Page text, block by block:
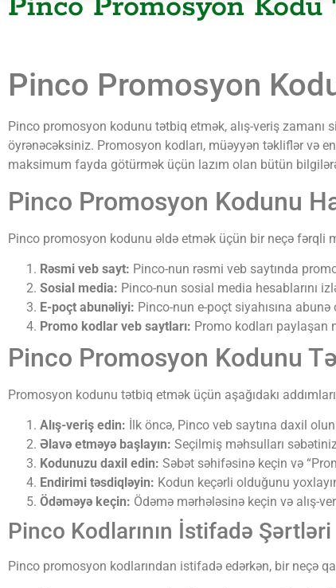
Pinco Promosyon
Pinco promosyon kodunu tətbiq etmək, alış-veriş zamanı
öyrənəcəksiniz. Promosyon kodları, müəyyən təkliflər və
maksimum fayda götürmək üçün lazım olan bütün
Pinco Promosyon Kodunu
Pinco promosyon kodunu əldə etmək üçün bir neçə fərqli
Rəsmi veb sayt: Pinco-nun rəsmi veb saytında
Sosial media: Pinco-nun sosial media hesablarını
E-poçt abunəliyi: Pinco-nun e-poçt siyahısına
Promo kodlar veb saytları: Promo kodları paylaşan
Pinco Promosyon Kodunu
Promosyon kodunu tətbiq etmək üçün aşağıdakı
Alış-veriş edin: İlk öncə, Pinco veb saytına daxil
Əlavə etməyə başlayın: Seçilmiş məhsulları
Kodunuzu daxil edin: Səbət səhifəsinə keçin və
Endirimi təsdiqləyin: Kodun keçərli olduğunu
Ödəməyə keçin: Ödəmə mərhələsinə keçin və alış-
Pinco Kodlarının İstifadə Şərtləri
Pinco promosyon kodlarından istifadə edərkən, bir neçə